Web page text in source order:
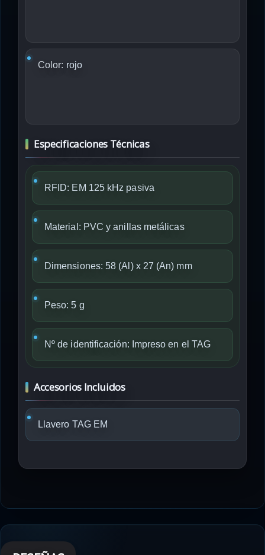
Color: rojo
Especificaciones Técnicas
RFID: EM 125 kHz pasiva
Material: PVC y anillas metálicas
Dimensiones: 58 (Al) x 27 (An) mm
Peso: 5 g
Nº de identificación: Impreso en el TAG
Accesorios Incluidos
Llavero TAG EM